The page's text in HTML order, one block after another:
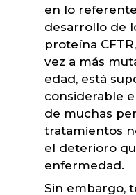
en lo
desarrollo de
proteína
vez a más
edad, está
considerable
de muchas
tratamientos
el deterioro
enfermedad.
Sin embargo,